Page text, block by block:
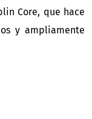
Core, que hace
y ampliamente